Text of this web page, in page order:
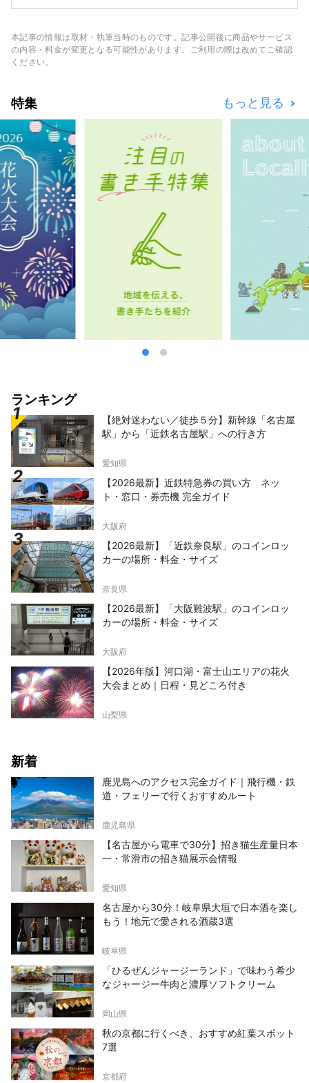
いにしえの王が治めた「越の国」の入口、越
と文化が真っ先に流入し、日本の奥深いものづ
くりの起源となった、叡智の集積地。 土地の
地で、国境や時空を越えて交流することで生ま
れる未来があります。 光を見つける新しい探
究の旅。 ようこそ、越前へ。
本記事の情報は取材・執筆当時のものです。記事公開後に商品やサービス
の内容・料金が変更となる可能性があります。ご利用の際は改めてご確認
ください。
特集 もっと見る
ランキング
【絶対迷わない／徒歩５分】新幹線「名古屋
駅」から「近鉄名古屋駅」への行き方
愛知県
【2026最新】近鉄特急券の買い方 ネッ
ト・窓口・券売機 完全ガイド
大阪府
【2026最新】「近鉄奈良駅」のコインロッ
カーの場所・料金・サイズ
奈良県
【2026最新】「大阪難波駅」のコインロッ
カーの場所・料金・サイズ
大阪府
【2026年版】河口湖・富士山エリアの花火
大会まとめ｜日程・見どころ付き
山梨県
新着
鹿児島へのアクセス完全ガイド｜飛行機・鉄
道・フェリーで行くおすすめルート
鹿児島県
【名古屋から電車で30分】招き猫生産量日本
一・常滑市の招き猫展示会情報
愛知県
名古屋から30分！岐阜県大垣で日本酒を楽し
もう！地元で愛される酒蔵3選
岐阜県
「ひるぜんジャージーランド」で味わう希少
なジャージー牛肉と濃厚ソフトクリーム
岡山県
秋の京都に行くべき、おすすめ紅葉スポット
7選
京都府